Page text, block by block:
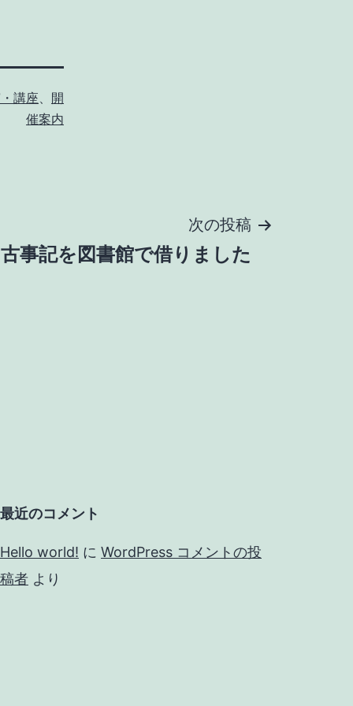
講座
開
催案内
次の投稿
古事記を図書館で借りました
最近のコメント
Hello world! に WordPress コメントの投
稿者 より